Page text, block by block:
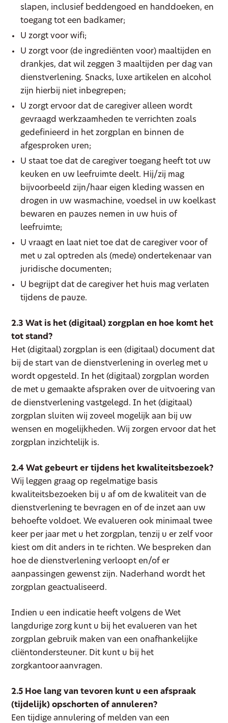
slapen, inclusief beddengoed en handdoeken, en
toegang tot een badkamer;
U zorgt voor wifi;
U zorgt voor (de ingrediënten voor) maaltijden en
drankjes, dat wil zeggen 3 maaltijden per dag van
dienstverlening. Snacks, luxe artikelen en alcohol
zijn hierbij niet inbegrepen;
U zorgt ervoor dat de caregiver alleen wordt
gevraagd werkzaamheden te verrichten zoals
gedefinieerd in het zorgplan en binnen de
afgesproken uren;
U staat toe dat de caregiver toegang heeft tot uw
keuken en uw leefruimte deelt. Hij/zij mag
bijvoorbeeld zijn/haar eigen kleding wassen en
drogen in uw wasmachine, voedsel in uw koelkast
bewaren en pauzes nemen in uw huis of
leefruimte;
U vraagt en laat niet toe dat de caregiver voor of
met u zal optreden als (mede) ondertekenaar van
juridische documenten;
U begrijpt dat de caregiver het huis mag verlaten
tijdens de pauze.
2.3 Wat is het (digitaal) zorgplan en hoe komt het
tot stand?
Het (digitaal) zorgplan is een (digitaal) document dat
bij de start van de dienstverlening in overleg met u
wordt opgesteld. In het (digitaal) zorgplan worden
de met u gemaakte afspraken over de uitvoering van
de dienstverlening vastgelegd. In het (digitaal)
zorgplan sluiten wij zoveel mogelijk aan bij uw
wensen en mogelijkheden. Wij zorgen ervoor dat het
zorgplan inzichtelijk is.
2.4 Wat gebeurt er tijdens het kwaliteitsbezoek?
Wij leggen graag op regelmatige basis
kwaliteitsbezoeken bij u af om de kwaliteit van de
dienstverlening te bevragen en of de inzet aan uw
behoefte voldoet. We evalueren ook minimaal twee
keer per jaar met u het zorgplan, tenzij u er zelf voor
kiest om dit anders in te richten. We bespreken dan
hoe de dienstverlening verloopt en/of er
aanpassingen gewenst zijn. Naderhand wordt het
zorgplan geactualiseerd.
Indien u een indicatie heeft volgens de Wet
langdurige zorg kunt u bij het evalueren van het
zorgplan gebruik maken van een onafhankelijke
cliëntondersteuner. Dit kunt u bij het
zorgkantoor aanvragen.
2.5 Hoe lang van tevoren kunt u een afspraak
(tijdelijk) opschorten of annuleren?
Een tijdige annulering of melden van een